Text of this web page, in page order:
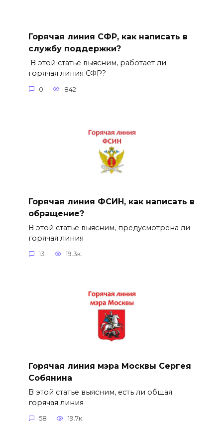
Горячая линия СФР, как написать в
службу поддержки?
В этой статье выясним, работает ли
горячая линия СФР?
0 842
Горячая линия ФСИН, как написать в
обращение?
В этой статье выясним, предусмотрена ли
горячая линия
13 19.3к.
Горячая линия мэра Москвы Сергея
Собянина
В этой статье выясним, есть ли общая
горячая линия
58 19.7к.